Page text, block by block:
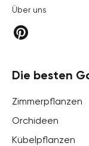
Über uns
Die besten
Zimmerpflanzen
Orchideen
Kübelpflanzen